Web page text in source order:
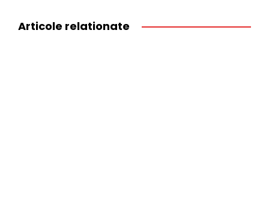
Articole relationate